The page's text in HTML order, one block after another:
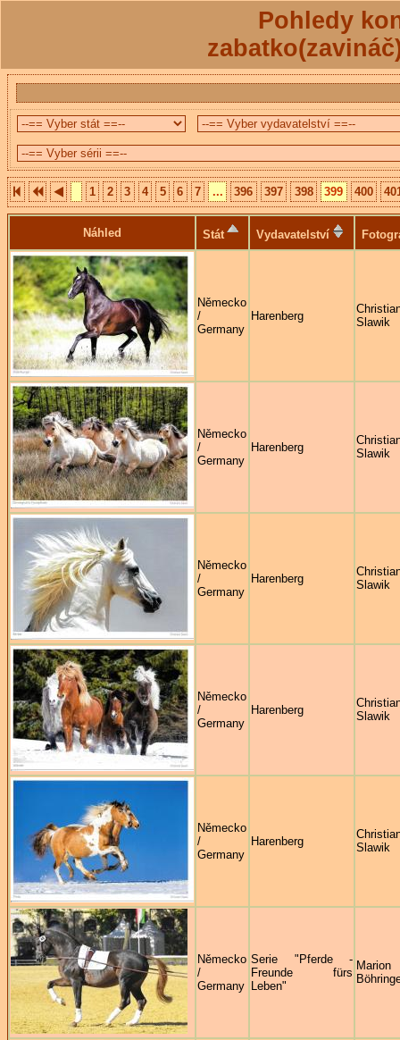
Pohledy
1 2 3 4 5 6 7 ... 396 397 398 399 400
Náhled Stát Vydavatelství
Německo
/
Germany
Harenberg
Slawik
Německo
/
Germany
Harenberg
Slawik
Německo
/
Germany
Harenberg
Slawik
Německo
/
Germany
Harenberg
Slawik
Německo
/
Germany
Harenberg
Slawik
Německo
/
Germany
Serie "Pferde -
Freunde fürs
Leben"
Marion